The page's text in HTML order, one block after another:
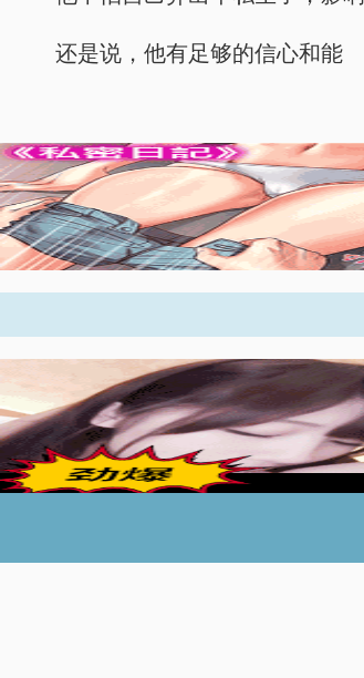
还是说，他有足够的信心和能